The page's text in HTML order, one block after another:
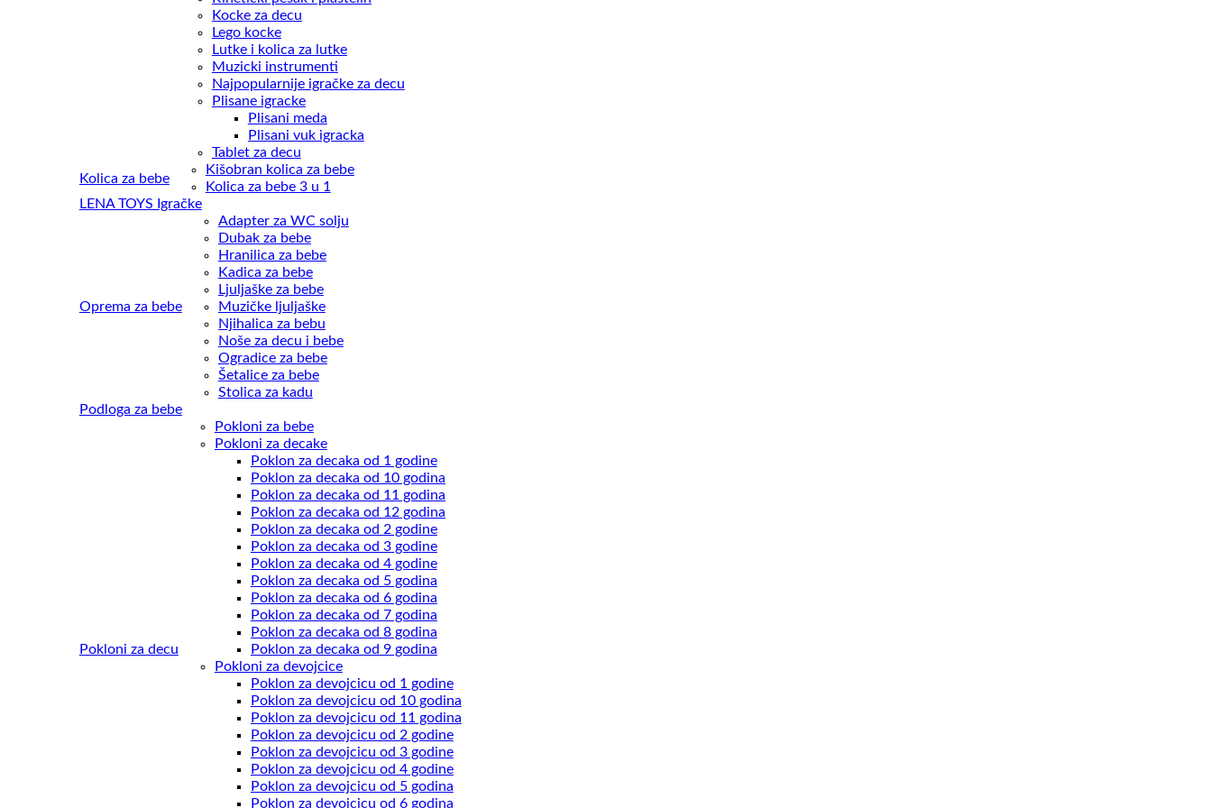
Kocke za decu
Lego kocke
Lutke i kolica za lutke
Muzicki instrumenti
Najpopularnije igračke za decu
Plisane igracke
Plisani meda
Plisani vuk igracka
Tablet za decu
Kolica za bebe
Kišobran kolica za bebe
Kolica za bebe 3 u 1
LENA TOYS Igračke
Oprema za bebe
Adapter za WC solju
Dubak za bebe
Hranilica za bebe
Kadica za bebe
Ljuljaške za bebe
Muzičke ljuljaške
Njihalica za bebu
Noše za decu i bebe
Ogradice za bebe
Šetalice za bebe
Stolica za kadu
Podloga za bebe
Pokloni za decu
Pokloni za bebe
Pokloni za decake
Poklon za decaka od 1 godine
Poklon za decaka od 10 godina
Poklon za decaka od 11 godina
Poklon za decaka od 12 godina
Poklon za decaka od 2 godine
Poklon za decaka od 3 godine
Poklon za decaka od 4 godine
Poklon za decaka od 5 godina
Poklon za decaka od 6 godina
Poklon za decaka od 7 godina
Poklon za decaka od 8 godina
Poklon za decaka od 9 godina
Pokloni za devojcice
Poklon za devojcicu od 1 godine
Poklon za devojcicu od 10 godina
Poklon za devojcicu od 11 godina
Poklon za devojcicu od 2 godine
Poklon za devojcicu od 3 godine
Poklon za devojcicu od 4 godine
Poklon za devojcicu od 5 godina
Poklon za devojcicu od 6 godina